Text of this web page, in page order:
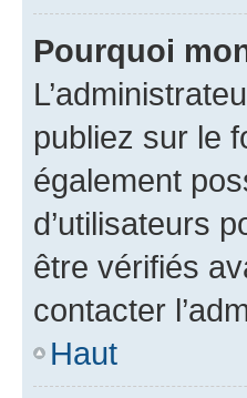
Pourquoi
publiez sur le
également
d’utilisateurs
être vérifiés
contacter
Haut